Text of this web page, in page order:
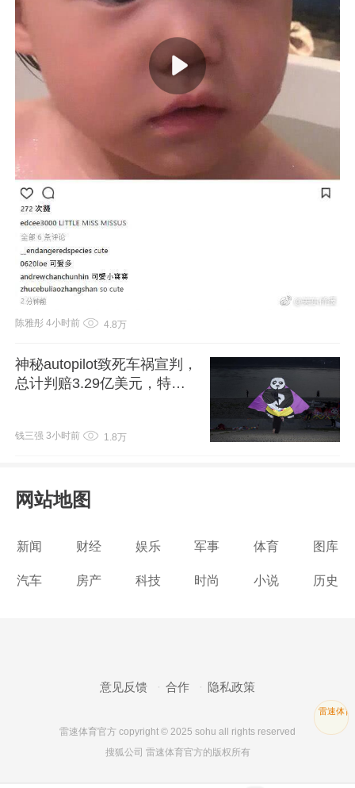
雷速体
陈雅彤 4小时前 4.8万
神秘autopilot致死车祸宣判，
总计判赔3.29亿美元，特斯
钱三强 3小时前 1.8万
网站地图
新闻 财经 娱乐 军事 体育 图库
汽车 房产 科技 时尚 小说 历史
意见反馈 合作 隐私政策
雷速体育官方 copyright © 2025 sohu all rights reserved
搜狐公司 雷速体育官方的版权所有